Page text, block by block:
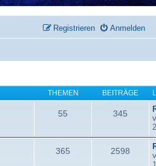
Anmelden
Registrieren
THEMEN BEITRÄGE
55 345
365 2598